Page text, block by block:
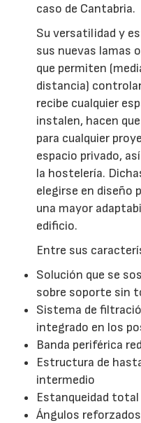
caso de Cantabria.
Su versatilidad y
sus nuevas lamas
que permiten
distancia)
recibe cualquier
instalen, hacen
para cualquier
espacio privado,
la hostelería.
elegirse en diseño
una mayor
edificio.
Entre sus
Solución que se
sobre soporte sin
Sistema de
integrado en los
Banda periférica
Estructura de
intermedio
Estanqueidad
Ángulos